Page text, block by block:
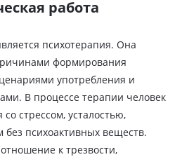
работа
психотерапия. Она
формирования
употребления и
В процессе терапии человек
стрессом, усталостью,
психоактивных веществ.
к трезвости,